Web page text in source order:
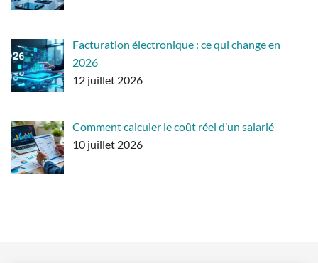
Facturation électronique : ce qui change en
2026
12 juillet 2026
Comment calculer le coût réel d’un salarié
10 juillet 2026